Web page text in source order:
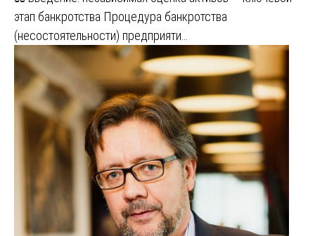
этап банкротства Процедура банкротства
(несостоятельности) предприяти…